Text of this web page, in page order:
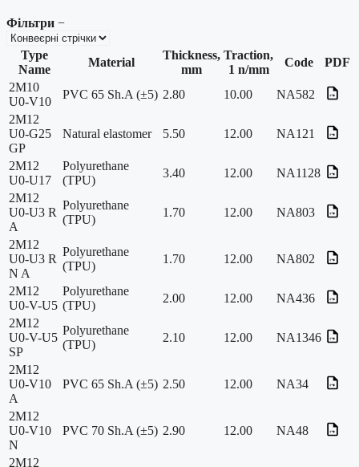
Фільтри −
Type
Name
Material
Thickness,
mm
Traction,
1 n/mm
Code
PDF
2M10
U0-V10
PVC 65 Sh.A (±5) 2.80 10.00
NA582
2M12
U0-G25
GP
Natural elastomer 5.50 12.00 NA121
2M12
U0-U17
Polyurethane
(TPU)
3.40 12.00
NA1128
2M12
U0-U3 R
A
Polyurethane
(TPU)
1.70 12.00 NA803
2M12
U0-U3 R
N A
Polyurethane
(TPU)
1.70 12.00 NA802
2M12
U0-V-U5
Polyurethane
(TPU)
2.00 12.00
NA436
2M12
U0-V-U5
SP
Polyurethane
(TPU)
2.10 12.00 NA1346
2M12
U0-V10
A
PVC 65 Sh.A (±5) 2.50 12.00 NA34
2M12
U0-V10
N
PVC 70 Sh.A (±5) 2.90 12.00 NA48
2M12